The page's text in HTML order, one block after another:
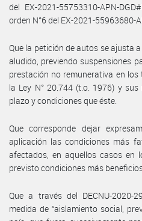
del EX-2021-55753310-APN-
orden N°6 del EX-2021-55963680-
Que la petición de autos se ajusta
aludido, previendo suspensiones
prestación no remunerativa en
la Ley N° 20.744 (t.o. 1976) y
plazo y condiciones que éste.
Que corresponde dejar
aplicación las condiciones más
afectados, en aquellos casos en
previsto condiciones más
Que a través del DECNU-2020-
medida de “aislamiento social,